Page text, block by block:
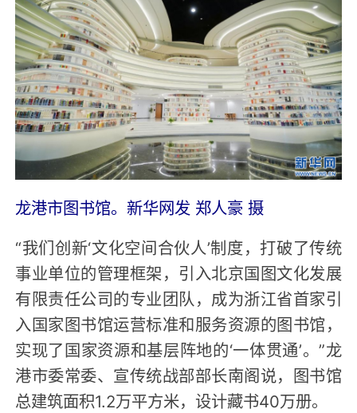
龙港市图书馆。新华网发 郑人豪 摄
“我们创新‘文化空间合伙人’制度，打破了传统
事业单位的管理框架，引入北京国图文化发展
有限责任公司的专业团队，成为浙江省首家引
入国家图书馆运营标准和服务资源的图书馆，
实现了国家资源和基层阵地的‘一体贯通’。”龙
港市委常委、宣传统战部部长南阁说，图书馆
总建筑面积1.2万平方米，设计藏书40万册。